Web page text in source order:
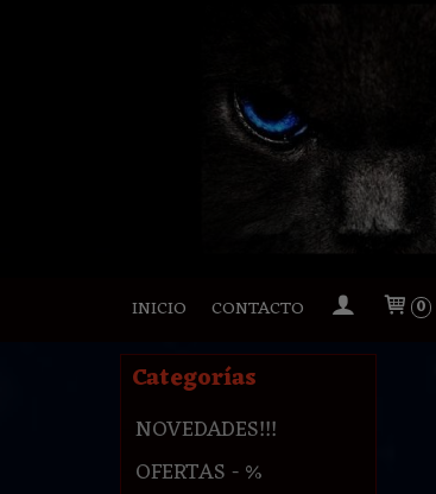
INICIO CONTACTO 0
Categorías
NOVEDADES!!!
OFERTAS - %